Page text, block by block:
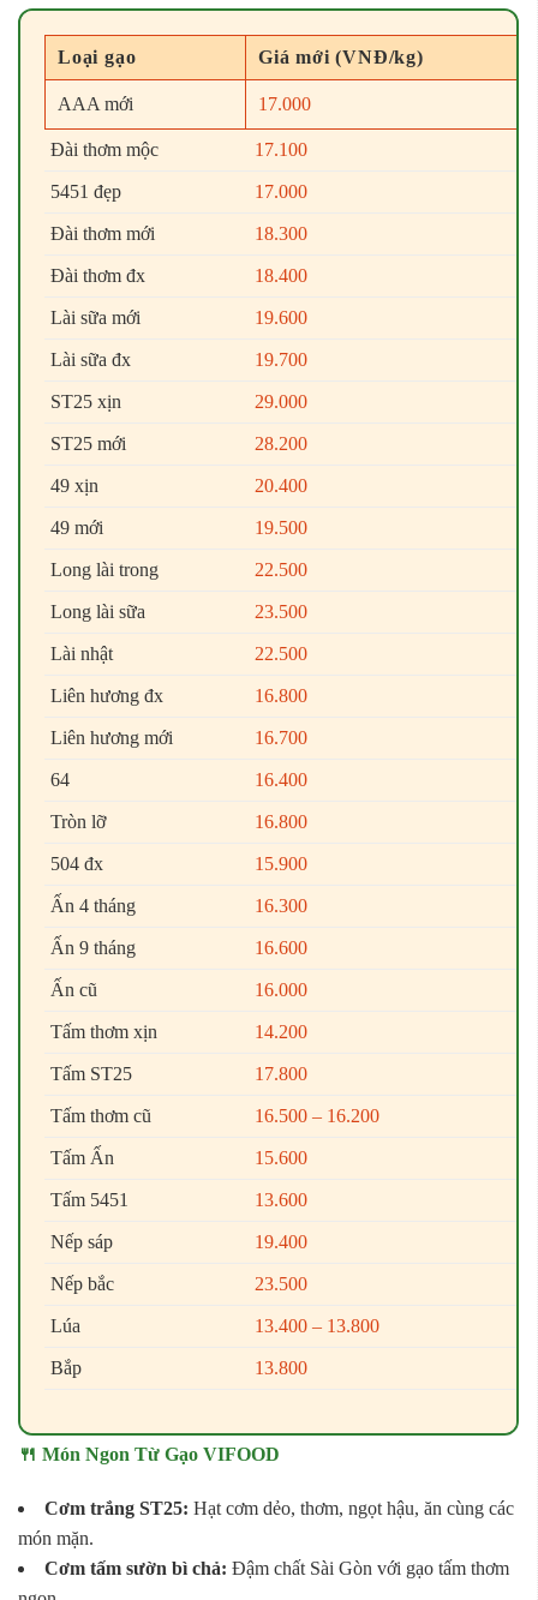
Loại gạo Giá mới (VNĐ/kg)
AAA mới 17.000
Đài thơm mộc 17.100
5451 đẹp 17.000
Đài thơm mới 18.300
Đài thơm đx 18.400
Lài sữa mới 19.600
Lài sữa đx 19.700
ST25 xịn 29.000
ST25 mới 28.200
49 xịn 20.400
49 mới 19.500
Long lài trong 22.500
Long lài sữa 23.500
Lài nhật 22.500
Liên hương đx 16.800
Liên hương mới 16.700
64 16.400
Tròn lỡ 16.800
504 đx 15.900
Ấn 4 tháng 16.300
Ấn 9 tháng 16.600
Ấn cũ 16.000
Tấm thơm xịn 14.200
Tấm ST25 17.800
Tấm thơm cũ 16.500 – 16.200
Tấm Ấn 15.600
Tấm 5451 13.600
Nếp sáp 19.400
Nếp bắc 23.500
Lúa 13.400 – 13.800
Bắp 13.800
🍴 Món Ngon Từ Gạo VIFOOD
Cơm trắng ST25: Hạt cơm dẻo, thơm, ngọt hậu, ăn cùng các
món mặn.
Cơm tấm sườn bì chả: Đậm chất Sài Gòn với gạo tấm thơm